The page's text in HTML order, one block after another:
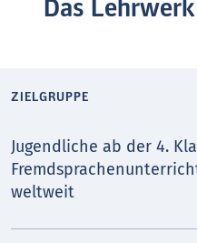
Das
ZIELGRUPPE
Jugendliche ab der 4.
weltweit